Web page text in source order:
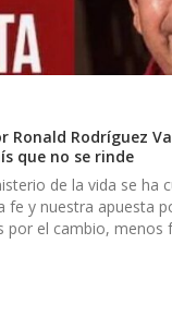
Ronald Rodríguez
que no se rinde
de la vida se ha
fe y nuestra apuesta
por el cambio, menos